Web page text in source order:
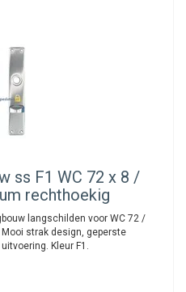
ss F1 WC 72 x 8 /
rechthoekig
langschilden voor WC 72 /
strak design, geperste
Kleur F1.